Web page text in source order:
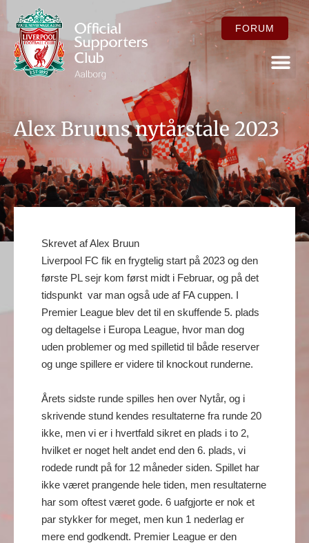
FORUM
Alex Bruuns nytårstale 2023
Skrevet af Alex Bruun
Liverpool FC fik en frygtelig start på 2023 og den
første PL sejr kom først midt i Februar, og på det
tidspunkt var man også ude af FA cuppen. I
Premier League blev det til en skuffende 5. plads
og deltagelse i Europa League, hvor man dog
uden problemer og med spilletid til både reserver
og unge spillere er videre til knockout runderne.
Årets sidste runde spilles hen over Nytår, og i
skrivende stund kendes resultaterne fra runde 20
ikke, men vi er i hvertfald sikret en plads i to 2,
hvilket er noget helt andet end den 6. plads, vi
rodede rundt på for 12 måneder siden. Spillet har
ikke været prangende hele tiden, men resultaterne
har som oftest været gode. 6 uafgjorte er nok et
par stykker for meget, men kun 1 nederlag er
mere end godkendt. Premier League er den